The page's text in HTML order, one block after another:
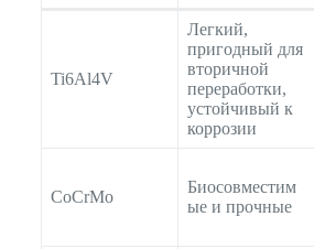
Ti6Al4V
Легкий,
пригодный для
вторичной
переработки,
устойчивый к
коррозии
CoCrMo
Биосовместим
ые и прочные